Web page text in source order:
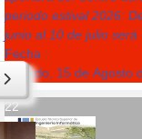
periodo estival 2026:
junio al 10 de julio será
Fecha :
Sábado, 15 de Agosto
22